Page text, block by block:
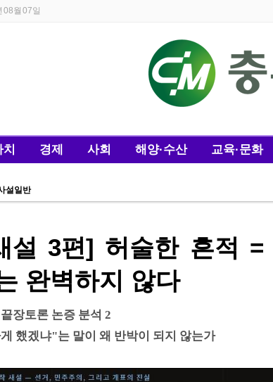
08월 07일
경제 사회 해양·수산 교육·문화
설일반
설 3편] 허술한 흔적
완벽하지 않다
장토론 논증 분석 2
했겠냐"는 말이 왜 반박이 되지 않는가